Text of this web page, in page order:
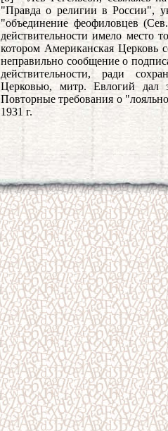
"Правда о религии в России",
"объединение феофиловцев
действительности имело место
котором Американская Церковь
неправильно сообщение о
действительности, ради
Церковью, митр. Евлогий дал
Повторные требования о
1931 г.